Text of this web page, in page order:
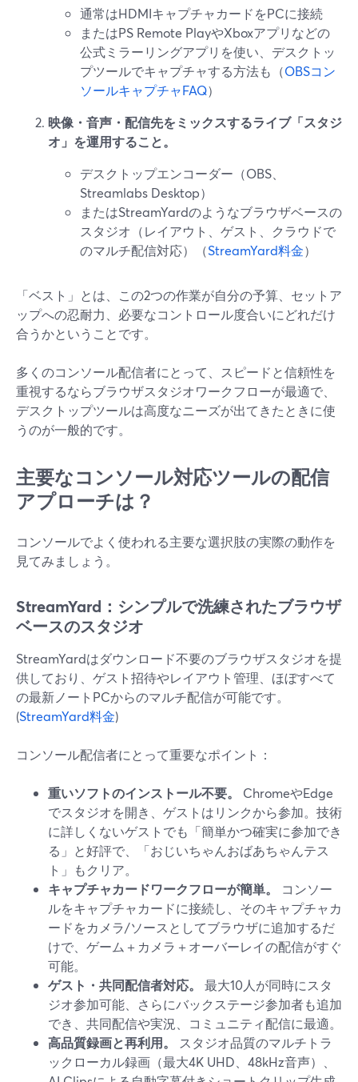
通常はHDMIキャプチャカードをPCに接続
またはPS Remote PlayやXboxアプリなどの
公式ミラーリングアプリを使い、デスクトッ
プツールでキャプチャする方法も（OBSコン
ソールキャプチャFAQ）
映像・音声・配信先をミックスするライブ「スタジ
オ」を運用すること。
デスクトップエンコーダー（OBS、
Streamlabs Desktop）
またはStreamYardのようなブラウザベースの
スタジオ（レイアウト、ゲスト、クラウドで
のマルチ配信対応）（StreamYard料金）
「ベスト」とは、この2つの作業が自分の予算、セットア
ップへの忍耐力、必要なコントロール度合いにどれだけ
合うかということです。
多くのコンソール配信者にとって、スピードと信頼性を
重視するならブラウザスタジオワークフローが最適で、
デスクトップツールは高度なニーズが出てきたときに使
うのが一般的です。
主要なコンソール対応ツールの配信
アプローチは？
コンソールでよく使われる主要な選択肢の実際の動作を
見てみましょう。
StreamYard：シンプルで洗練されたブラウザ
ベースのスタジオ
StreamYardはダウンロード不要のブラウザスタジオを提
供しており、ゲスト招待やレイアウト管理、ほぼすべて
の最新ノートPCからのマルチ配信が可能です。
(StreamYard料金)
コンソール配信者にとって重要なポイント：
重いソフトのインストール不要。
ChromeやEdge
でスタジオを開き、ゲストはリンクから参加。技術
に詳しくないゲストでも「簡単かつ確実に参加でき
る」と好評で、「おじいちゃんおばあちゃんテス
ト」もクリア。
キャプチャカードワークフローが簡単。
コンソー
ルをキャプチャカードに接続し、そのキャプチャカ
ードをカメラ/ソースとしてブラウザに追加するだ
けで、ゲーム＋カメラ＋オーバーレイの配信がすぐ
可能。
ゲスト・共同配信者対応。
最大10人が同時にスタ
ジオ参加可能、さらにバックステージ参加者も追加
でき、共同配信や実況、コミュニティ配信に最適。
高品質録画と再利用。
スタジオ品質のマルチトラ
ックローカル録画（最大4K UHD、48kHz音声）、